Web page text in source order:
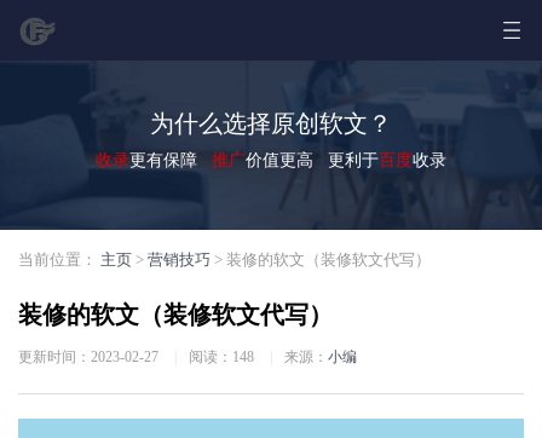
为什么选择原创软文？
收录更有保障 推广价值更高 更利于百度收录
当前位置： 主页 > 营销技巧 > 装修的软文（装修软文代写）
装修的软文（装修软文代写）
更新时间：2023-02-27 阅读： 148 来源： 小编